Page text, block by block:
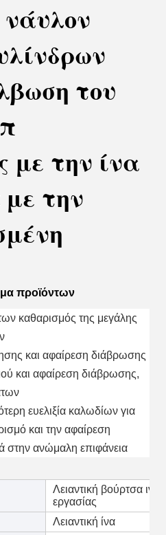
του
με την ίνα
με την
προϊόντων
καθαρισμός της μεγάλης
και αφαίρεση διάβρωσης
και αφαίρεση διάβρωσης,
ευελιξία καλωδίων για
και την αφαίρεση
στην ανώμαλη επιφάνεια
Λειαντική βούρτσα
εργασίας
Λειαντική ίνα